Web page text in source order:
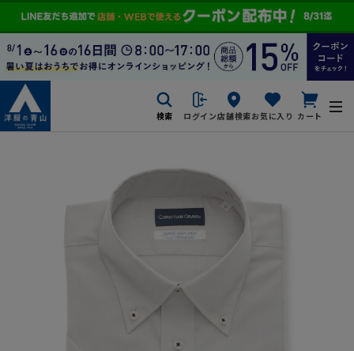
検索 ログイン店舗検索お気に入り カート